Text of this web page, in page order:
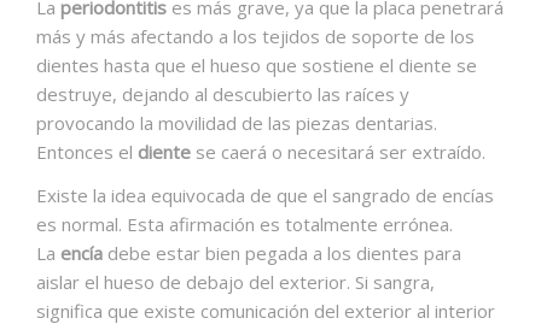
La periodontitis es más grave, ya que la placa penetrará
más y más afectando a los tejidos de soporte de los
dientes hasta que el hueso que sostiene el diente se
destruye, dejando al descubierto las raíces y
provocando la movilidad de las piezas dentarias.
Entonces el diente se caerá o necesitará ser extraído.
Existe la idea equivocada de que el sangrado de encías
es normal. Esta afirmación es totalmente errónea.
La encía debe estar bien pegada a los dientes para
aislar el hueso de debajo del exterior. Si sangra,
significa que existe comunicación del exterior al interior